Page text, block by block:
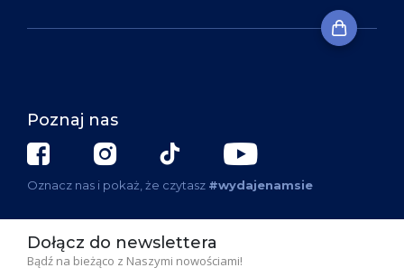
Poznaj nas
Oznacz nas i pokaż, że czytasz #wydajenamsie
Dołącz do newslettera
Bądź na bieżąco z Naszymi nowościami!